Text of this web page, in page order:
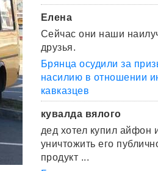
Елена
Сейчас они наши
друзья.
Брянца осудили за
насилию в отношении
кавказцев
кувалда вялого
дед хотел купил айфон
уничтожить его
продукт ...